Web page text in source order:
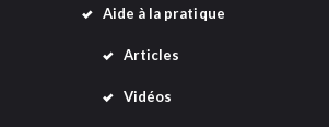
Aide à la pratique
Articles
Vidéos